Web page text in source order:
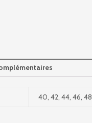
40, 42, 44, 46, 48